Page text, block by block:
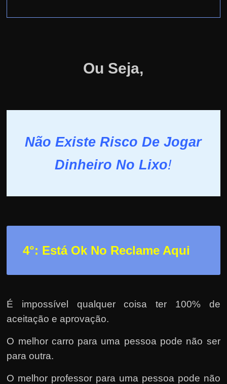
Ou Seja,
Não Existe Risco De Jogar
Dinheiro No Lixo!
4°: Está Ok No Reclame Aqui
É impossível qualquer coisa ter 100% de
aceitação e aprovação.
O melhor carro para uma pessoa pode não ser
para outra.
O melhor professor para uma pessoa pode não